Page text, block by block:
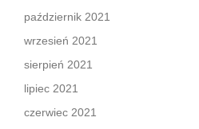
październik 2021
wrzesień 2021
sierpień 2021
lipiec 2021
czerwiec 2021